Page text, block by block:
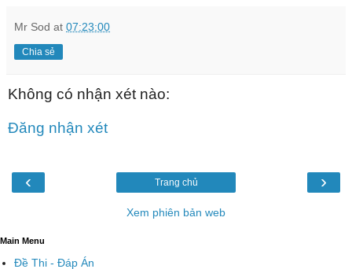
Mr Sod at 07:23:00
Chia sẻ
Không có nhận xét nào:
Đăng nhận xét
‹ ›
Trang chủ
Xem phiên bản web
Main Menu
Đề Thi - Đáp Án